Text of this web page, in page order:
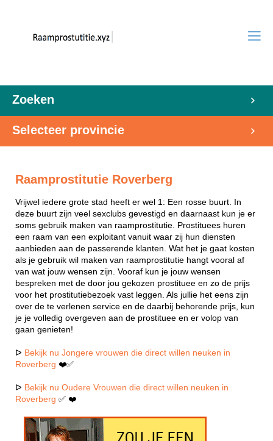
Zoeken
Selecteer provincie
Raamprostitutie Roverberg
Vrijwel iedere grote stad heeft er wel 1: Een rosse buurt. In
deze buurt zijn veel sexclubs gevestigd en daarnaast kun je er
soms gebruik maken van raamprostitutie. Prostituees huren
een raam van een exploitant vanuit waar zij hun diensten
aanbieden aan de passerende klanten. Wat het je gaat kosten
als je gebruik wil maken van raamprostitutie hangt vooral af
van wat jouw wensen zijn. Vooraf kun je jouw wensen
bespreken met de door jou gekozen prostituee en zo de prijs
voor het prostitutiebezoek vast leggen. Als jullie het eens zijn
over de te verlenen service en de daarbij behorende prijs, kun
je je volledig overgeven aan de prostituee en er volop van
gaan genieten!
ᐅ Bekijk nu Jongere vrouwen die direct willen neuken in
Roverberg ❤️✅
ᐅ Bekijk nu Oudere Vrouwen die direct willen neuken in
Roverberg ✅ ❤️